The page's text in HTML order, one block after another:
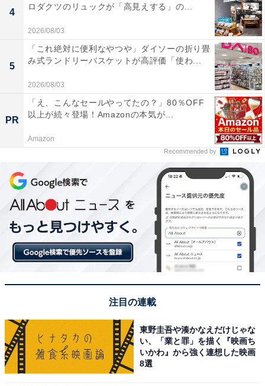
4
ロダクツのリュックが「高見えする」の...
2026/08/03
5
「これ絶対に便利なやつや」ダイソーの折り畳
み式ランドリーバスケットが高評価「使わ...
2026/08/03
PR
「え、こんなセールやってたの？」80％OFF
以上が続々登場！Amazonの本気が...
Amazon
Recommended by
注目の連載
東野圭吾や湊かなえだけじゃな
い、「業と罪」を描く『映画ち
いかわ』から強く連想した映画
8選